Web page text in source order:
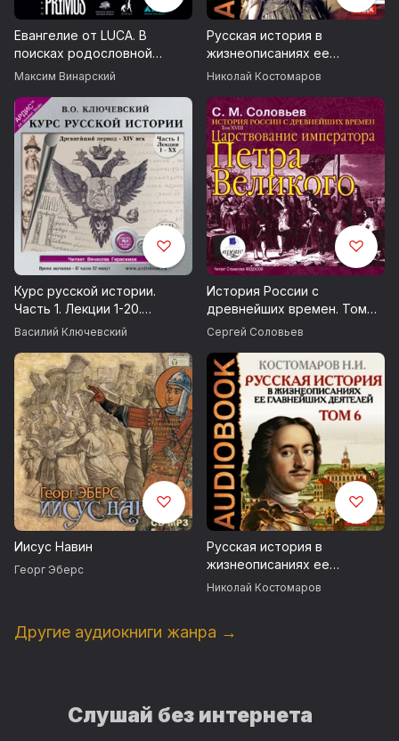
Евангелие от LUCA. В
поисках родословной
животного мира
Максим Винарский
Русская история в
жизнеописаниях ее
главнейших деятелей. Том
Романовых до вступления
на престол Екатерины II.
XVIII столетие
Николай Костомаров
Курс русской истории.
Часть 1. Лекции 1-20.
Древнейший период - XIV
Василий Ключевский
История России с
древнейших времен. Том
XVIII. Царствование
Великого
Сергей Соловьев
Иисус Навин
Георг Эберс
Русская история в
жизнеописаниях ее
главнейших деятелей. Том
на престол Екатерины II.
Николай Костомаров
Другие аудиокниги жанра →
Слушай без интернета